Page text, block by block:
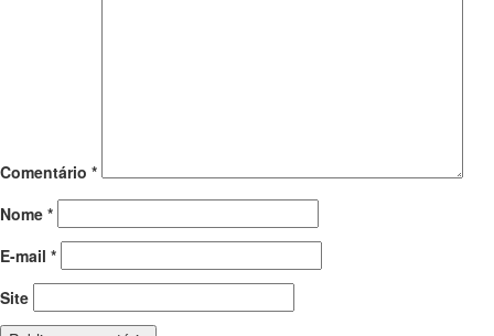
Comentário *
Nome *
E-mail *
Site